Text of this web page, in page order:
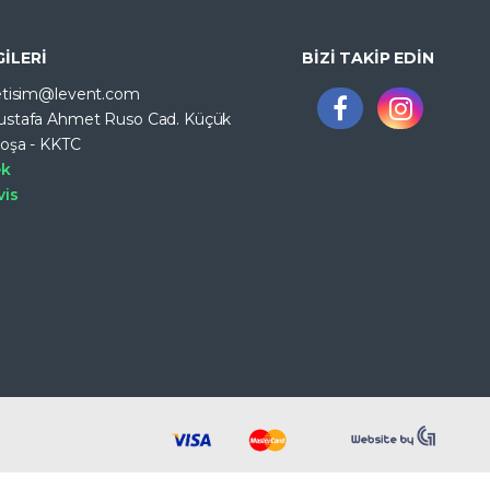
Ahmet Ruso Cad. Küçük
- KKTC
BİZİ TAKİP EDİN